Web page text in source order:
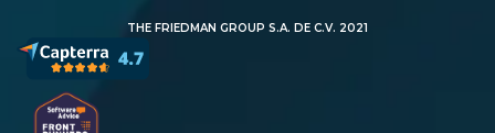
THE FRIEDMAN GROUP S.A. DE C.V. 2021